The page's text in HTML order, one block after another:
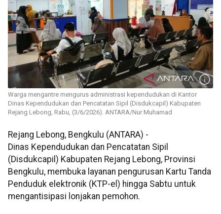
Warga mengantre mengurus administrasi kependudukan di Kantor
Dinas Kependudukan dan Pencatatan Sipil (Disdukcapil) Kabupaten
Rejang Lebong, Rabu, (3/6/2026). ANTARA/Nur Muhamad
Rejang Lebong, Bengkulu (ANTARA) -
Dinas Kependudukan dan Pencatatan Sipil
(Disdukcapil) Kabupaten Rejang Lebong, Provinsi
Bengkulu, membuka layanan pengurusan Kartu Tanda
Penduduk elektronik (KTP-el) hingga Sabtu untuk
mengantisipasi lonjakan pemohon.